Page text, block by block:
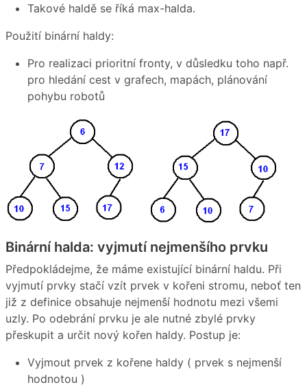
Takové haldě se říká max-halda.
Použití binární haldy:
Pro realizaci prioritní fronty, v důsledku toho např.
pro hledání cest v grafech, mapách, plánování
pohybu robotů
Binární halda: vyjmutí nejmenšího prvku
Předpokládejme, že máme existující binární haldu. Při
vyjmutí prvky stačí vzít prvek v kořeni stromu, neboť ten
již z definice obsahuje nejmenší hodnotu mezi všemi
uzly. Po odebrání prvku je ale nutné zbylé prvky
přeskupit a určit nový kořen haldy. Postup je:
Vyjmout prvek z kořene haldy ( prvek s nejmenší
hodnotou )